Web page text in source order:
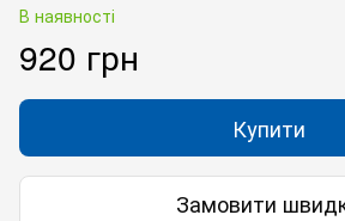
В наявності
920 грн
Купити
Замовити